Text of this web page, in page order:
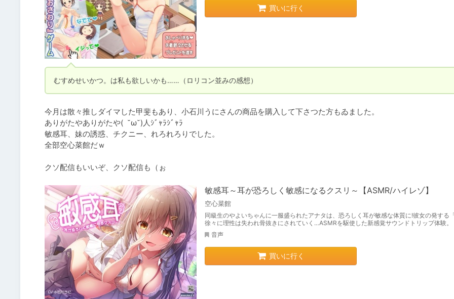
買いに行く
今月は散々推しダイマした甲斐もあり、小石川うにさんの商品を購入して下さつた方もゐました。
ありがたやありがたや(  ˘ω˘)人ｼﾞｬﾗｼﾞｬﾗ
敏感耳、妹の誘惑、チクニー、れろれろりでした。
全部空心菜館だｗ
クソ配信もいいぞ、クソ配信も（ぉ
敏感耳～耳が恐ろしく敏感になるクスリ～【ASMR/ハイレゾ】
空心菜館
同級生のやよいちゃんに一服盛られたアナタは、恐ろしく耳が敏感な体質に!彼女の発する
徐々に理性は失われ骨抜きにされていく…ASMRを駆使した新感覚サウンドトリップ体験。
音声
買いに行く